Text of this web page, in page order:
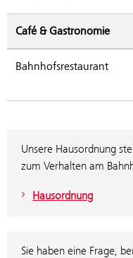
Café & Gastronomie
Bahnhofsrestaurant
Unsere Hausordnung
zum Verhalten am
Hausordnung
Sie haben eine Frage,